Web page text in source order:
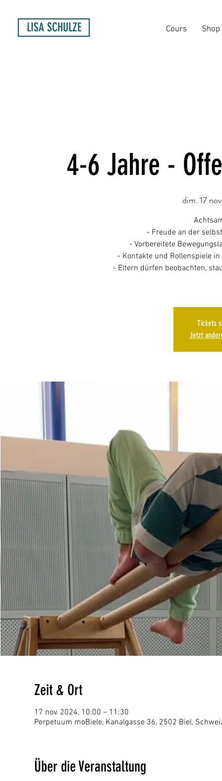
Cours Shop
LISA SCHULZE
4-6 Jahre -
dim. 17
- Freude an der
- Vorbereitete
- Kontakte und Rollenspiele
- Eltern dürfen beobachten,
Tickets
Jetzt
Zeit & Ort
17 nov. 2024, 10:00 – 11:30
Perpetuum moBiele, Kanalgasse 36, 2502 Biel,
Über die Veranstaltung